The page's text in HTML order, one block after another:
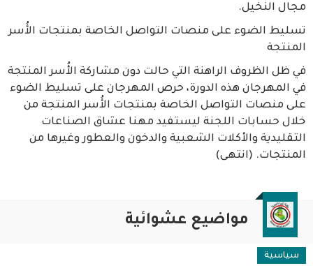
مجال النخيل.
تسليط الضوء على منصات التواصل الخاصة بمنتجات الأُسر
المنتجة
في ظل الظروف الراهنة التي حالت دون مشاركة الأُسر المنتجة
في المهرجان هذه الدورة، حرص المهرجان على تسليط الضوء
على منصات التواصل الخاصة بمنتجات الأُسر المنتجة من
خلال حسابات اللجنة ليستفيد مهنا عشاق الصناعات
التقليدية والأكلات الشعبية والدخون والعطور وغيرها من
المنتجات. (انتهى)
مواضيع عشوائية
سياسية